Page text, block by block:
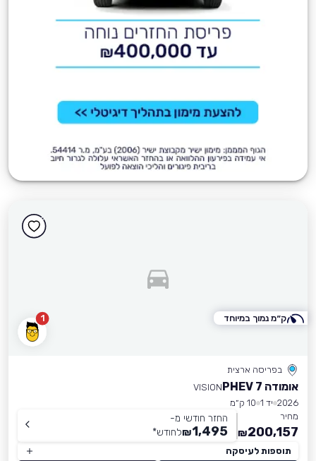
1
בפריסה ארצית
אומודה 7 PHEV
VISION
2026 יד 1
10 ק״מ
מחיר
200,157
₪
החזר חודשי מ-
1,495
₪לחודש*
תוספות לעיסקה
ק״מ נמוך במיוחד